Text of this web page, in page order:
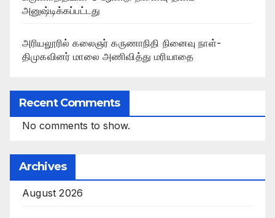
அனுஷ்டிக்கப்பட்டது
அரியலூரில் கலைஞர் கருணாநிதி நினைவு நாள்-
திமுகவினர் மாலை அணிவித்து மரியாதை
Recent Comments
No comments to show.
Archives
August 2026